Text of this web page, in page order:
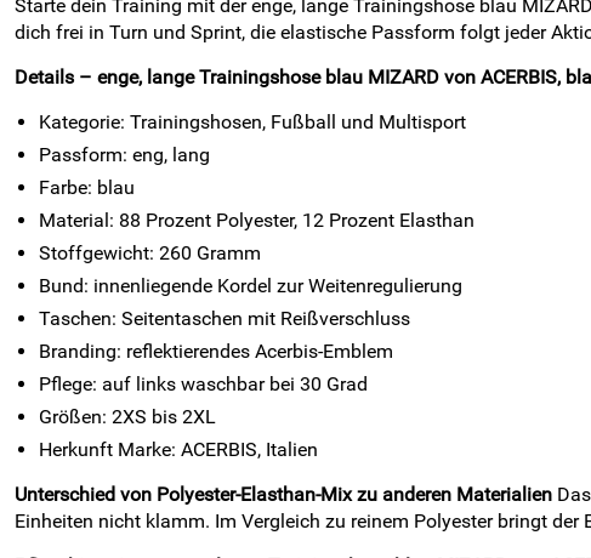
Starte dein Training mit der enge, lange Trainingshose blau
dich frei in Turn und Sprint, die elastische Passform folgt jeder
Details – enge, lange Trainingshose blau MIZARD von ACERBIS,
Kategorie: Trainingshosen, Fußball und Multisport
Passform: eng, lang
Farbe: blau
Material: 88 Prozent Polyester, 12 Prozent Elasthan
Stoffgewicht: 260 Gramm
Bund: innenliegende Kordel zur Weitenregulierung
Taschen: Seitentaschen mit Reißverschluss
Branding: reflektierendes Acerbis-Emblem
Pflege: auf links waschbar bei 30 Grad
Größen: 2XS bis 2XL
Herkunft Marke: ACERBIS, Italien
Unterschied von Polyester-Elasthan-Mix zu anderen Materialien
Einheiten nicht klamm. Im Vergleich zu reinem Polyester bringt